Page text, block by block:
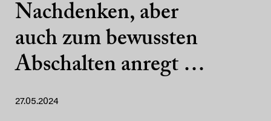
Nachdenken, aber
auch zum bewussten
Abschalten anregt …
27.05.2024